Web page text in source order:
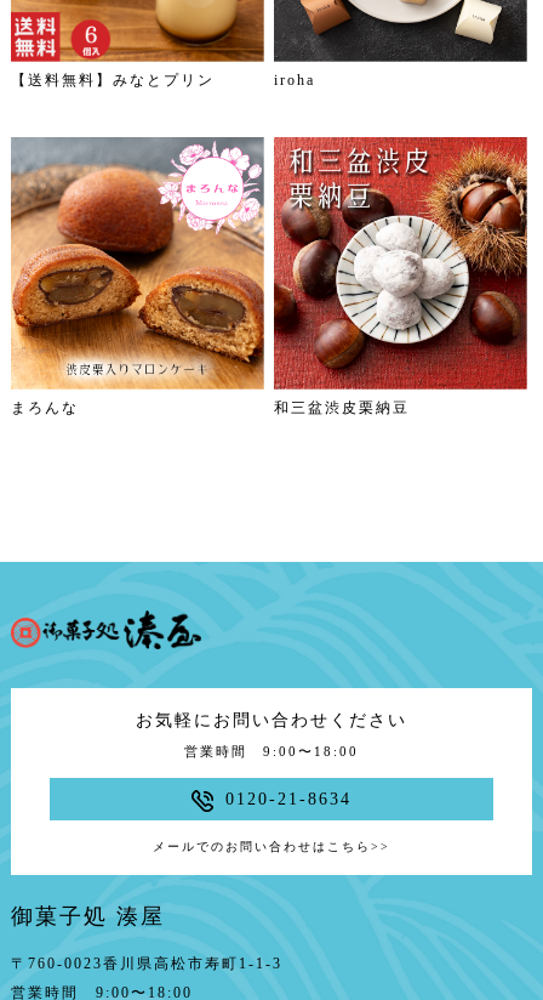
【送料無料】みなとプリン iroha
まろんな 和三盆渋皮栗納豆
御菓子処 湊屋
〒760-0023香川県高松市寿町1-1-3
営業時間 9:00〜18:00
お気軽にお問い合わせください
営業時間 9:00〜18:00
0120-21-8634
メールでのお問い合わせはこちら >>